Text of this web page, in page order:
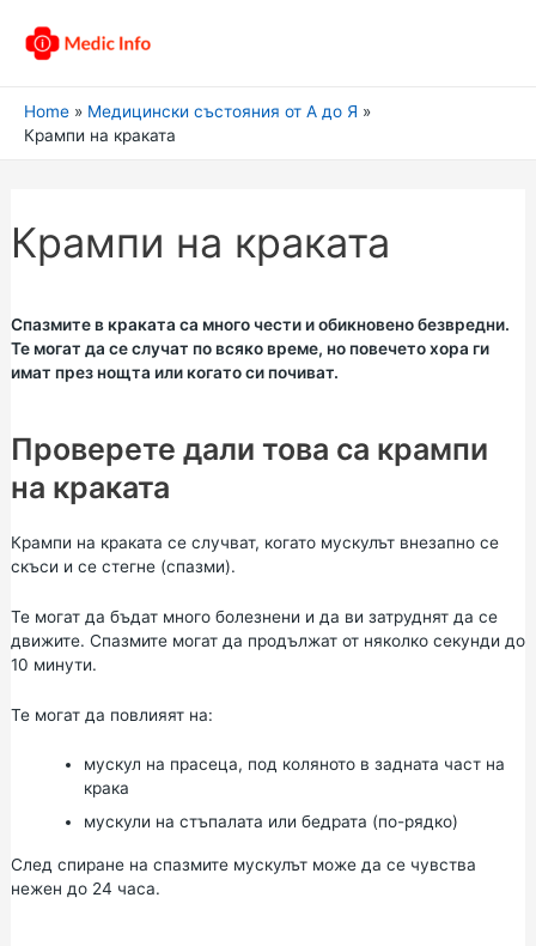
Home
Медицински състояния от А до Я
Крампи на краката
Крампи на краката
Спазмите в краката са много чести и обикновено безвредни.
Те могат да се случат по всяко време, но повечето хора ги
имат през нощта или когато си почиват.
Проверете дали това са крампи
на краката
Крампи на краката се случват, когато мускулът внезапно се
скъси и се стегне (спазми).
Те могат да бъдат много болезнени и да ви затруднят да се
движите. Спазмите могат да продължат от няколко секунди до
10 минути.
Те могат да повлияят на:
мускул на прасеца, под коляното в задната част на
крака
мускули на стъпалата или бедрата (по-рядко)
След спиране на спазмите мускулът може да се чувства
нежен до 24 часа.